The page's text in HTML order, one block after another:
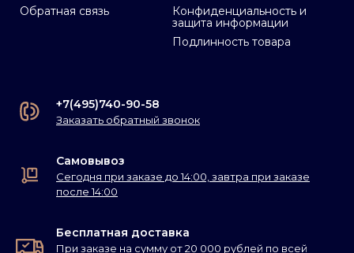
Обратная связь
Конфиденциальность и
защита информации
Подлинность товара
+7(495)740-90-58
Заказать обратный звонок
Самовывоз
Сегодня при заказе до 14:00, завтра при заказе
после 14:00
Бесплатная доставка
При заказе на сумму от 20 000 рублей по всей